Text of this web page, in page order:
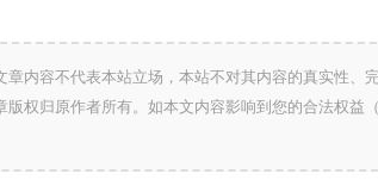
章内容不代表本站立场，本站不对其内容的真实性、
版权归原作者所有。如本文内容影响到您的合法权益